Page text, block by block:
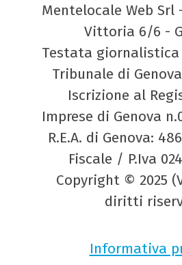
Mentelocale Web Srl
Vittoria 6/6 -
Testata
Tribunale di
Iscrizione al
Imprese di Genova
R.E.A. di Genova:
Fiscale / P.Iva
Copyright © 2025
diritti
Informativa